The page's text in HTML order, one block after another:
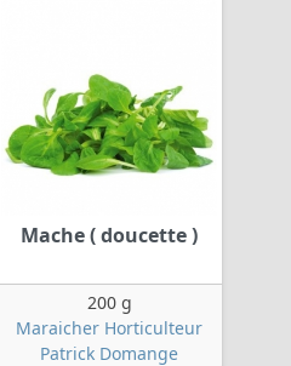
Mache ( doucette )
200 g
Maraicher Horticulteur
Patrick Domange